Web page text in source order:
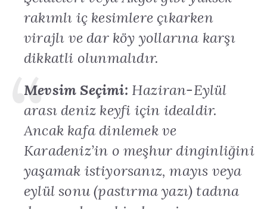
rakımlı iç kesimlere çıkarken
virajlı ve dar köy yollarına karşı
dikkatli olunmalıdır.
Mevsim Seçimi: Haziran-Eylül
arası deniz keyfi için idealdir.
Ancak kafa dinlemek ve
Karadeniz’in o meşhur dinginliğini
yaşamak istiyorsanız, mayıs veya
eylül sonu (pastırma yazı) tadına